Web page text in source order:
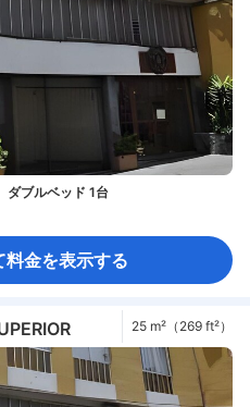
ダブルベッド 1台
料金を表示する
25 m²（269 ft²）